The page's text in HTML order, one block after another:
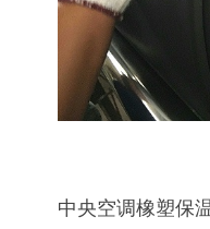
中央空调橡塑保